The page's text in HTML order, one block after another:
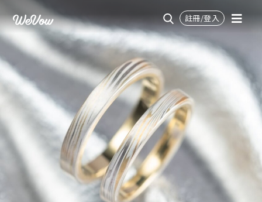
註冊/登入